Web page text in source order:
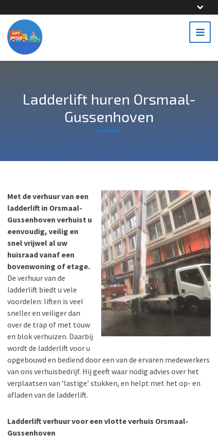
Ladderlift huren Orsmaal-
Gussenhoven
Met de verhuur van een
ladderlift in Orsmaal-
Gussenhoven verhuist u
eenvoudig, veilig en
snel vrijwel al uw
huisraad vanaf een
bovenwoning of etage.
De verhuur van de
ladderlift biedt u vele
voordelen: liften is veel
sneller en veiliger dan
over de trap of met touw
en blok verhuizen. Daarbij
wordt de ladderlift voor u
opgebouwd en bediend door een van de ervaren medewerkers
van ons verhuisbedrijf. Hij geeft waar nodig advies over het
verplaatsen van ‘lastige’ stukken, en helpt met het op- en
afladen van de ladderlift.
Ladderlift verhuur voor een vlotte verhuis Orsmaal-
Gussenhoven